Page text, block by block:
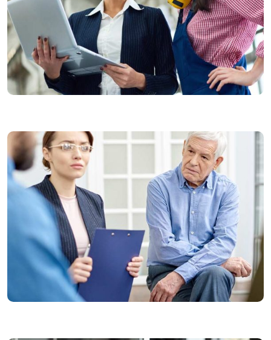
Maestría en Salud Ocupacional
y Seguridad Industrial
5 Cuatrimestres | 1 año y 8 meses
A Distancia / Semi presencial / Virtual
CIENCIAS DE LA SALUD
POSTGRADOS
Maestría en Psicología Jurídica
y Forense
4 Cuatrimestres | 1 año y 4 meses
A Distancia / Semi presencial / Virtual